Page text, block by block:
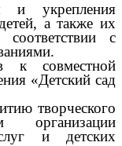
и укрепления
а также их
с
к совместной
«Детский сад
творческого
организации
и детских